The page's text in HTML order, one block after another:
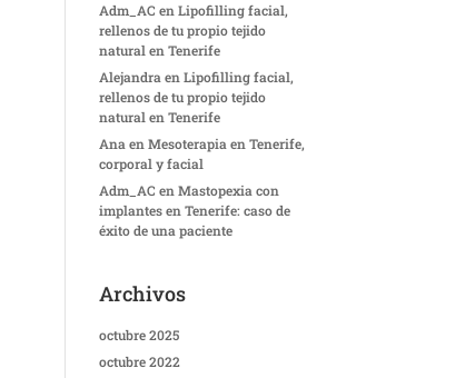
Adm_AC enLipofilling facial,
rellenos de tu propio tejido
natural en Tenerife
Alejandra enLipofilling facial,
rellenos de tu propio tejido
natural en Tenerife
Ana enMesoterapia en Tenerife,
corporal y facial
Adm_AC enMastopexia con
implantes en Tenerife: caso de
éxito de una paciente
Archivos
octubre 2025
octubre 2022